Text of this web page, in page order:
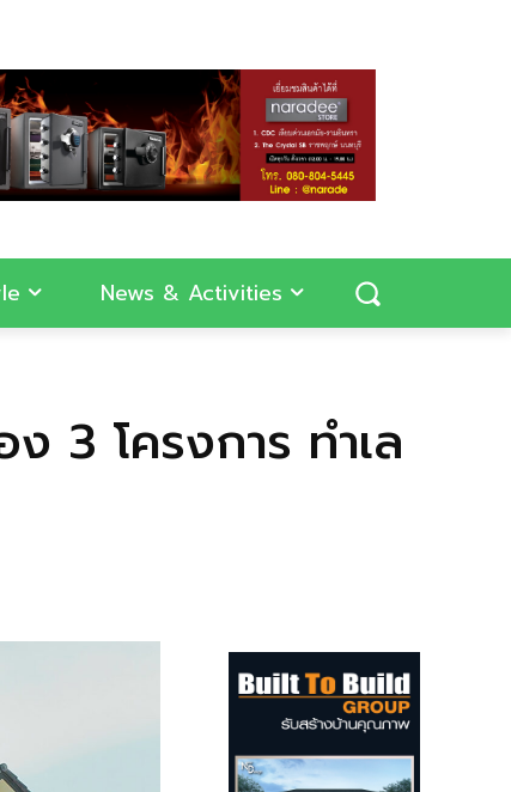
News & Activities
3 โครงการ ทำเล